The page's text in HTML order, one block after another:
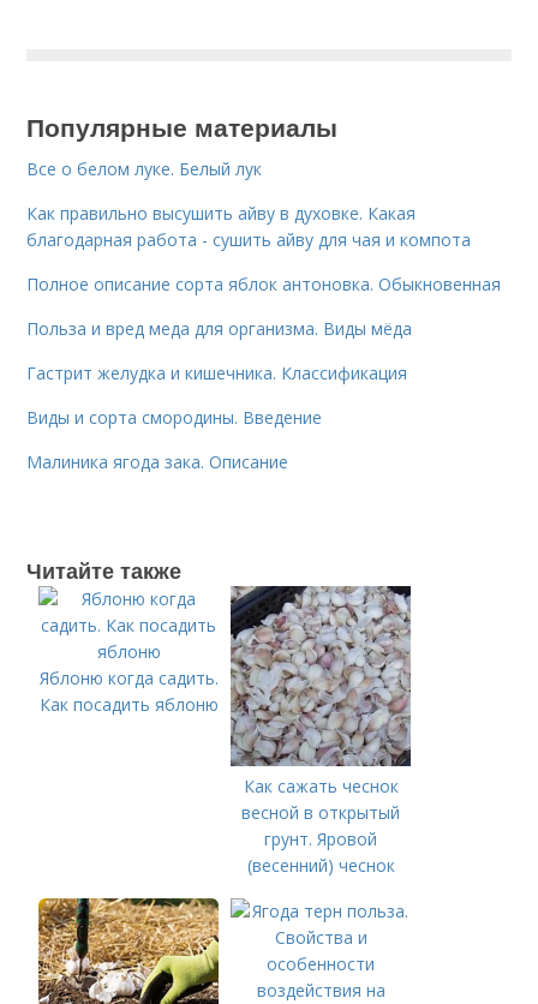
Популярные материалы
Все о белом луке. Белый лук
Как правильно высушить айву в духовке. Какая
благодарная работа - сушить айву для чая и компота
Полное описание сорта яблок антоновка. Обыкновенная
Польза и вред меда для организма. Виды мёда
Гастрит желудка и кишечника. Классификация
Виды и сорта смородины. Введение
Малиника ягода зака. Описание
Читайте также
Яблоню когда садить.
Как посадить яблоню
Как сажать чеснок
весной в открытый
грунт. Яровой
(весенний) чеснок